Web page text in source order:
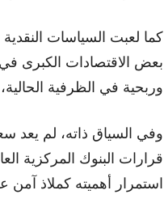
كما لعبت السياسات
بعض الاقتصادات الكبرى في
وربحية في الظرفية
وفي السياق ذاته، لم
قرارات البنوك المركزية
استمرار أهميته كملاذ آمن